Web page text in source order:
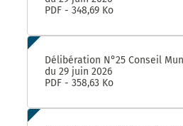
PDF - 348,69 Ko
Délibération N°25 Conseil
du 29 juin 2026
PDF - 358,63 Ko